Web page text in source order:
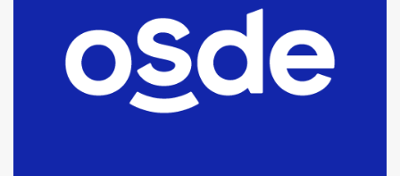
fueron detenidos por
comercialización de drogas en la
tarde del sábado
T.Lauquen: se vendió el edificio de
lo que fue la planta Industrial del